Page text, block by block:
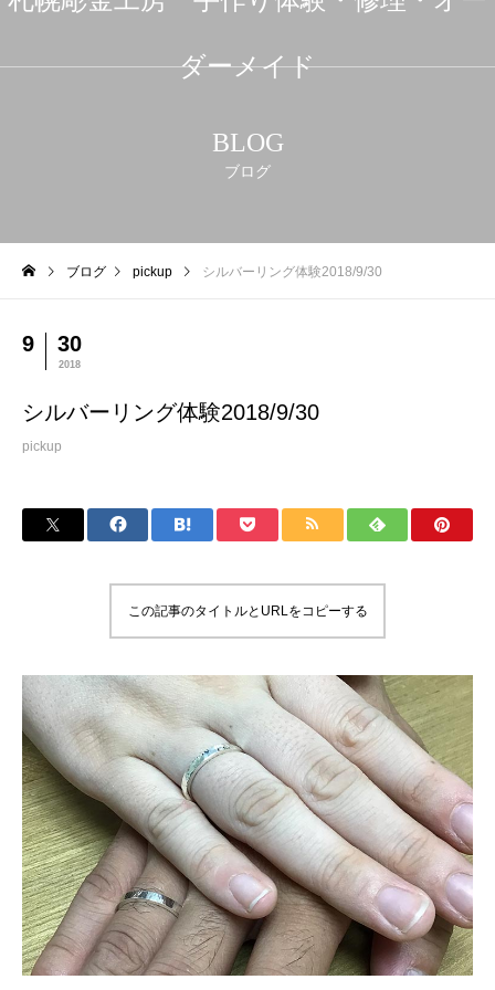
ダーメイド
BLOG
ブログ
ブログ pickup シルバーリング体験2018/9/30
9 30
2018
シルバーリング体験2018/9/30
pickup
この記事のタイトルとURLをコピーする